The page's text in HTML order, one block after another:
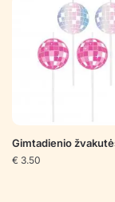
Gimtadienio
€ 3.50